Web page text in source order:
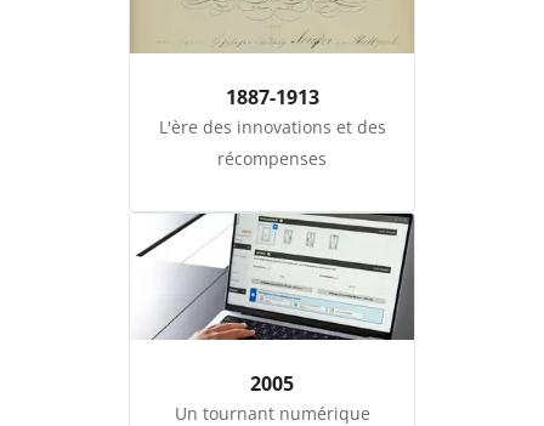
1887-1913
L'ère des innovations et des
récompenses
2005
Un tournant numérique